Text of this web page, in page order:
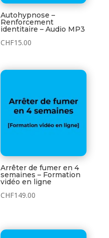
Autohypnose –
Renforcement
identitaire – Audio MP3
CHF15.00
Arrêter de fumer en 4
semaines – Formation
vidéo en ligne
CHF149.00